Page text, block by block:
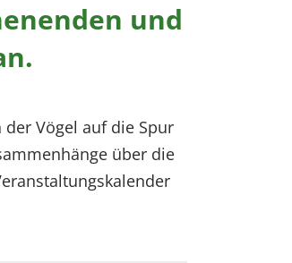
und
Vögel auf die Spur
über die